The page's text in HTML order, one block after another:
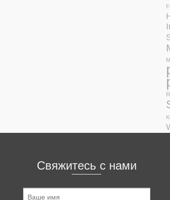
Свяжитесь с нами